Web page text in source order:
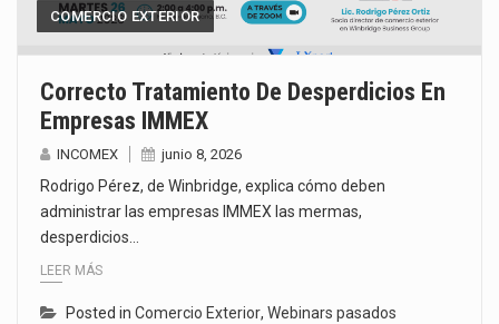
COMERCIO EXTERIOR
Correcto Tratamiento De Desperdicios En
Empresas IMMEX
INCOMEX junio 8, 2026
Rodrigo Pérez, de Winbridge, explica cómo deben
administrar las empresas IMMEX las mermas,
desperdicios…
LEER MÁS
Posted in Comercio Exterior, Webinars pasados